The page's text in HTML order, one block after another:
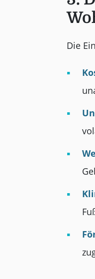
Die